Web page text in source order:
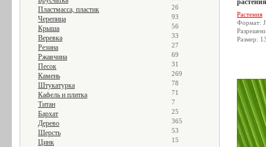
Пластмасса, пластик 26
Черепица 93
Крыша 56
Веревка 33
Резина 27
Ржавчина 69
Песок 31
Камень 269
Штукатурка 78
Кафель и плитка 71
Титан 7
Бархат 25
Дерево 365
Шерсть 53
Цинк 15
Растения
Формат:
Размер: